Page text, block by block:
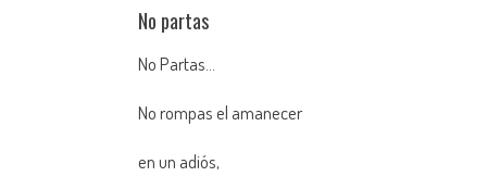
No partas
No Partas…
No rompas el amanecer
en un adiós,